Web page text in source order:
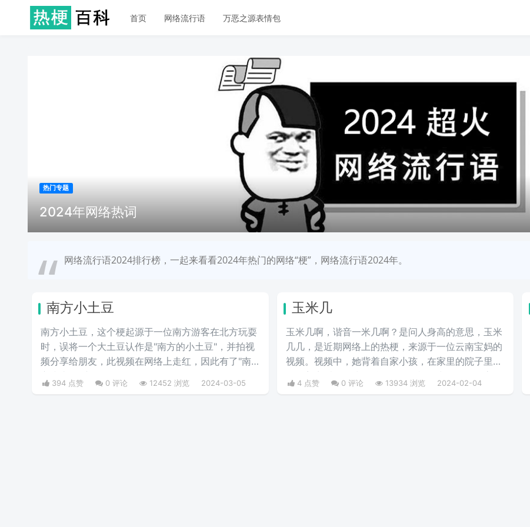
首页 网络流行语 万恶之源表情包
热门专题
2024年网络热词
网络流行语2024排行榜，一起来看看2024年热门的网络“梗”，网络流行语2024年。
南方小土豆
南方小土豆，这个梗起源于一位南方游客在北方玩耍
时，误将一个大土豆认作是"南方的小土豆"，并拍视
频分享给朋友，此视频在网络上走红，因此有了"南
394 点赞 0 评论 12452 浏览 2024-03-05
玉米几
玉米几啊，谐音一米几啊？是问人身高的意思，玉米
几几，是近期网络上的热梗，来源于一位云南宝妈的
视频。视频中，她背着自家小孩，在家里的院子里，
米四八，嫁给了玉米六六的老公。因为云南人说话带
4 点赞 0 评论 13934 浏览 2024-02-04